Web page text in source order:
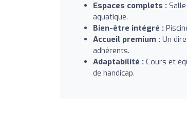
Espaces complets :
aquatique.
Bien-être intégré :
Accueil premium : Un
adhérents.
Adaptabilité : Cours et
de handicap.